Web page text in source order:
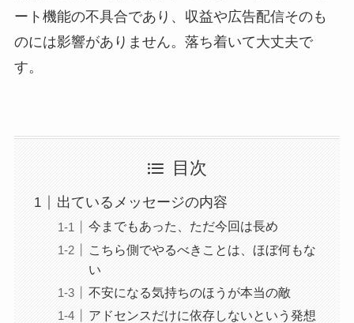
ート機能の不具合であり、収益や広告配信そのも
のには影響がありません。落ち着いて大丈夫で
す。
目次
出ているメッセージの内容
今までもあった、ただ今回は長め
こちら側でやるべきことは、ほぼ何もな
い
不安になる気持ちのほうが本当の敵
アドセンスだけに依存しないという発想